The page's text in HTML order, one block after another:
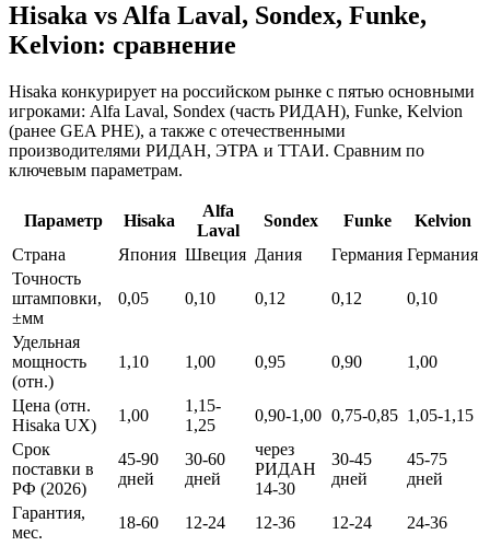
Hisaka vs Alfa Laval, Sondex, Funke,
Kelvion: сравнение
Hisaka конкурирует на российском рынке с пятью основными
игроками: Alfa Laval, Sondex (часть РИДАН), Funke, Kelvion
(ранее GEA PHE), а также с отечественными
производителями РИДАН, ЭТРА и ТТАИ. Сравним по
ключевым параметрам.
Параметр Hisaka
Alfa
Laval
Sondex Funke
Kelvion
Страна
Япония Швеция Дания Германия Германия
Точность
штамповки,
±мм
0,05 0,10 0,12 0,12 0,10
Удельная
мощность
(отн.)
1,10 1,00 0,95 0,90 1,00
Цена (отн.
Hisaka UX)
1,00
1,15-
1,25
0,90-1,00 0,75-0,85 1,05-1,15
Срок
поставки в
РФ (2026)
45-90
дней
30-60
дней
через
РИДАН
14-30
30-45
дней
45-75
дней
Гарантия,
мес.
18-60 12-24 12-36 12-24
24-36